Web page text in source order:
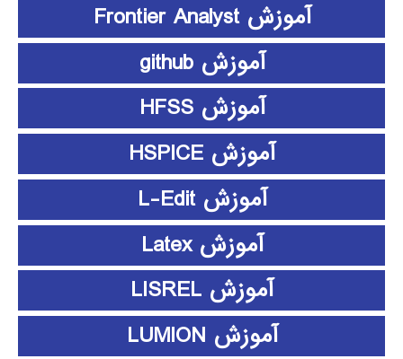
آموزش Frontier Analyst
آموزش github
آموزش HFSS
آموزش HSPICE
آموزش L-Edit
آموزش Latex
آموزش LISREL
آموزش LUMION